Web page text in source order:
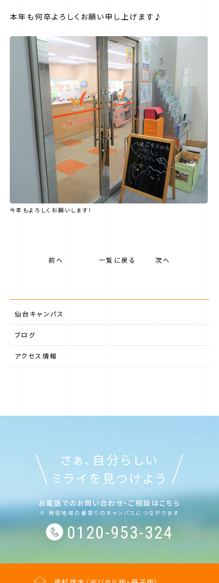
第一学院中等部について
最寄りのキャンパス（ご相談窓口）
よくある質問
本年も何卒よろしくお願い申し上げます♪
今年もよろしくお願いします！
前へ 一覧に戻る 次へ
仙台キャンパス
ブログ
アクセス情報
さぁ、自分らしい
ミライを見つけよう
お電話でのお問い合わせ・ご相談はこちら
※ 発信地域の最寄りのキャンパスにつながります
0120-953-324